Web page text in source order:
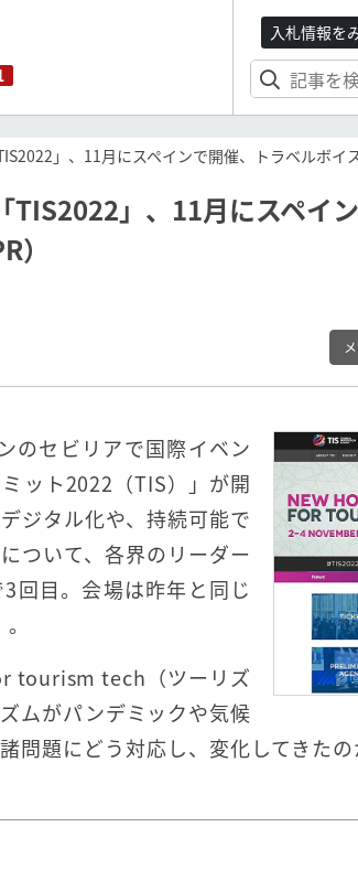
入札情報を
」、11月にスペインで開催、トラベルボイ
TIS2022」、11月にスペイ
のセビリアで国際イベン
ット2022（TIS）」が開
ジタル化や、持続可能で
ついて、各界のリーダー
回目。会場は昨年と同じ
tourism tech（ツーリズ
ムがパンデミックや気候
問題にどう対応し、変化してきた